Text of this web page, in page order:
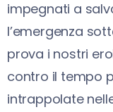
impegnati a
l’emergenza
prova i nostri
contro il tempo
intrappolate